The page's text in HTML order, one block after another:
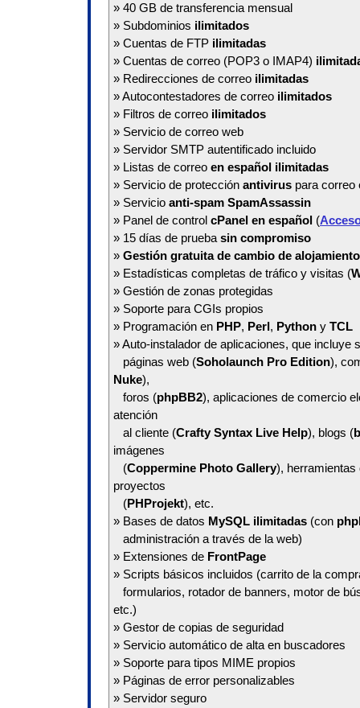
» 40 GB de transferencia mensual
» Subdominios ilimitados
» Cuentas de FTP ilimitadas
» Cuentas de correo (POP3 o IMAP4)
» Redirecciones de correo ilimitadas
» Autocontestadores de correo ilimitados
» Filtros de correo ilimitados
» Servicio de correo web
» Servidor SMTP autentificado incluido
» Listas de correo en español ilimitadas
» Servicio de protección antivirus para
» Servicio anti-spam SpamAssassin
» Panel de control cPanel en español (
» 15 días de prueba sin compromiso
» Gestión gratuita de cambio de
» Estadísticas completas de tráfico y visitas (
» Gestión de zonas protegidas
» Soporte para CGIs propios
» Programación en PHP, Perl, Python y TCL
» Auto-instalador de aplicaciones, que incluye
páginas web (Soholaunch Pro Edition),
Nuke),
foros (phpBB2), aplicaciones de comercio
atención
al cliente (Crafty Syntax Live Help), blogs (
imágenes
(Coppermine Photo Gallery), herramientas
proyectos
(PHProjekt), etc.
» Bases de datos MySQL ilimitadas (con
administración a través de la web)
» Extensiones de FrontPage
» Scripts básicos incluidos (carrito de la
formularios, rotador de banners, motor de
etc.)
» Gestor de copias de seguridad
» Servicio automático de alta en buscadores
» Soporte para tipos MIME propios
» Páginas de error personalizables
» Servidor seguro